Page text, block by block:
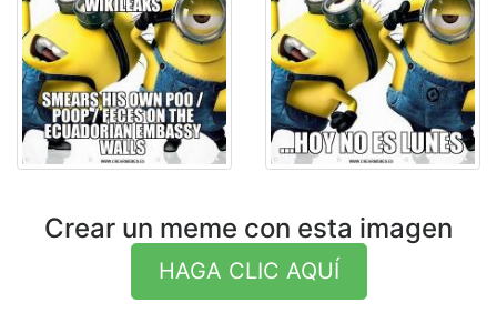
Crear un meme con esta imagen
HAGA CLIC AQUÍ